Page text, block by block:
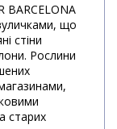
BARCELONA
що
стіни
Рослини
старих